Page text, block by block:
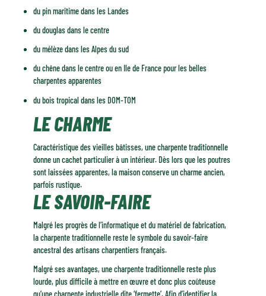
du pin maritime dans les Landes
du douglas dans le centre
du mélèze dans les Alpes du sud
du chêne dans le centre ou en Ile de France pour les belles
charpentes apparentes
du bois tropical dans les DOM-TOM
LE CHARME
Caractéristique des vieilles bâtisses, une charpente traditionnelle
donne un cachet particulier à un intérieur. Dès lors que les poutres
sont laissées apparentes, la maison conserve un charme ancien,
parfois rustique.
LE SAVOIR-FAIRE
Malgré les progrès de l’informatique et du matériel de fabrication,
la charpente traditionnelle reste le symbole du savoir-faire
ancestral des artisans charpentiers français.
Malgré ses avantages, une charpente traditionnelle reste plus
lourde, plus difficile à mettre en œuvre et donc plus coûteuse